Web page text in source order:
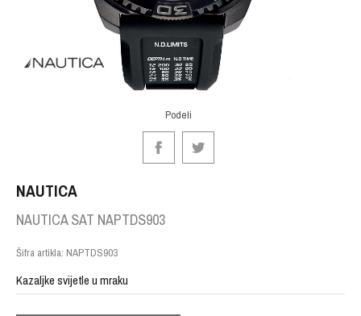
Podeli
NAUTICA
NAUTICA SAT NAPTDS903
Šifra artikla: NAPTDS903
Kazaljke svijetle u mraku